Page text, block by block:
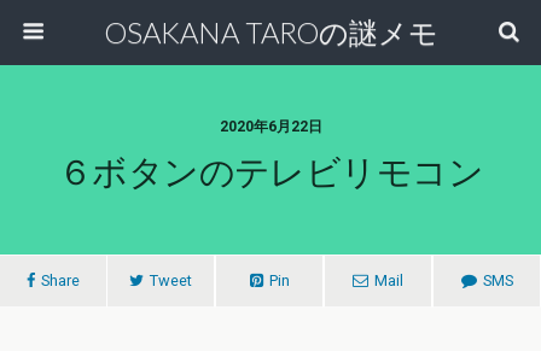
OSAKANA TAROの謎メモ
2020年6月22日
６ボタンのテレビリモコン
Share Tweet Pin Mail SMS